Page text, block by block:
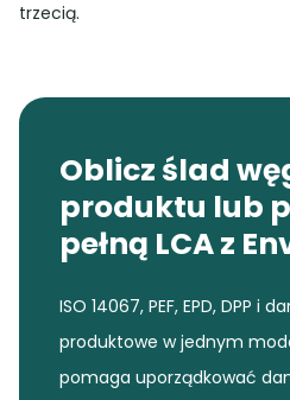
trzecią.
Oblicz ślad
produktu lub
pełną LCA z
ISO 14067, PEF, EPD, DPP i
produktowe w jednym
pomaga uporządkować